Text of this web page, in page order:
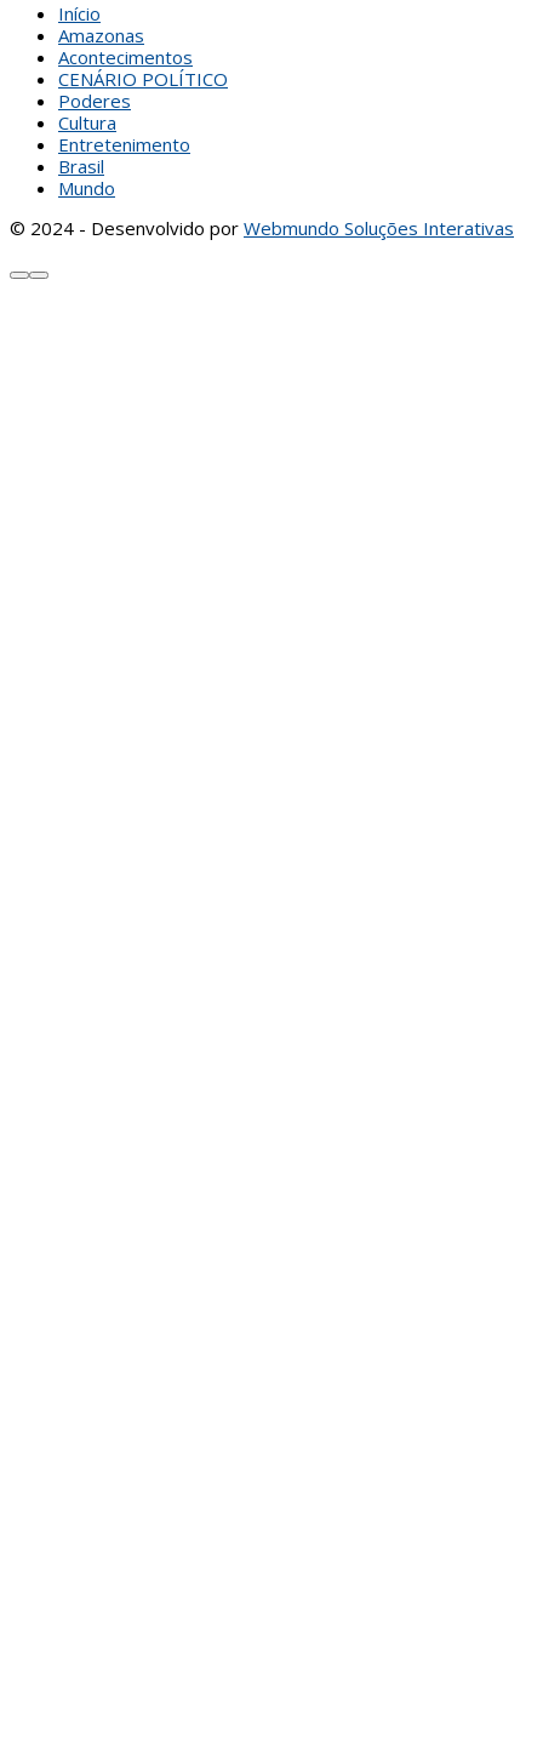
Início
Amazonas
Acontecimentos
CENÁRIO POLÍTICO
Poderes
Cultura
Entretenimento
Brasil
Mundo
© 2024 - Desenvolvido por Webmundo Soluções Interativas